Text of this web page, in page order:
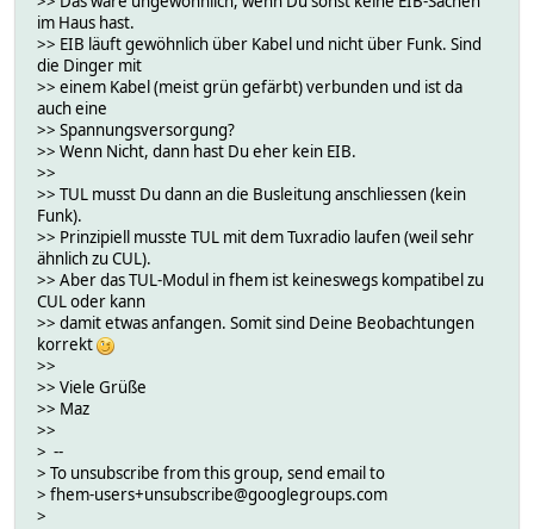
im Haus hast.
>> EIB läuft gewöhnlich über Kabel und nicht über Funk. Sind
die Dinger mit
>> einem Kabel (meist grün gefärbt) verbunden und ist da
auch eine
>> Spannungsversorgung?
>> Wenn Nicht, dann hast Du eher kein EIB.
>>
>> TUL musst Du dann an die Busleitung anschliessen (kein
Funk).
>> Prinzipiell musste TUL mit dem Tuxradio laufen (weil sehr
ähnlich zu CUL).
>> Aber das TUL-Modul in fhem ist keineswegs kompatibel zu
CUL oder kann
>> damit etwas anfangen. Somit sind Deine Beobachtungen
korrekt
>>
>> Viele Grüße
>> Maz
>>
> --
> To unsubscribe from this group, send email to
> fhem-users+unsubscribe@googlegroups.com
>